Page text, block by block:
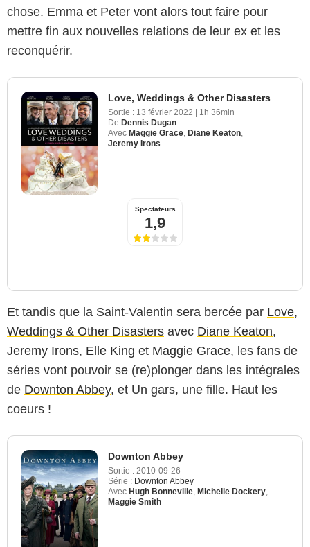
chose. Emma et Peter vont alors tout faire pour
mettre fin aux nouvelles relations de leur ex et les
reconquérir.
Love, Weddings & Other Disasters
Sortie : 13 février 2022 | 1h 36min
De Dennis Dugan
Avec Maggie Grace Diane Keaton
Jeremy Irons
Spectateurs
1,9
Et tandis que la Saint-Valentin sera bercée par Love,
Weddings & Other Disasters avec Diane Keaton,
Jeremy Irons, Elle King et Maggie Grace, les fans de
séries vont pouvoir se (re)plonger dans les intégrales
de Downton Abbey, et Un gars, une fille. Haut les
coeurs !
Downton Abbey
Sortie : 2010-09-26
Série : Downton Abbey
Avec Hugh Bonneville Michelle Dockery
Maggie Smith